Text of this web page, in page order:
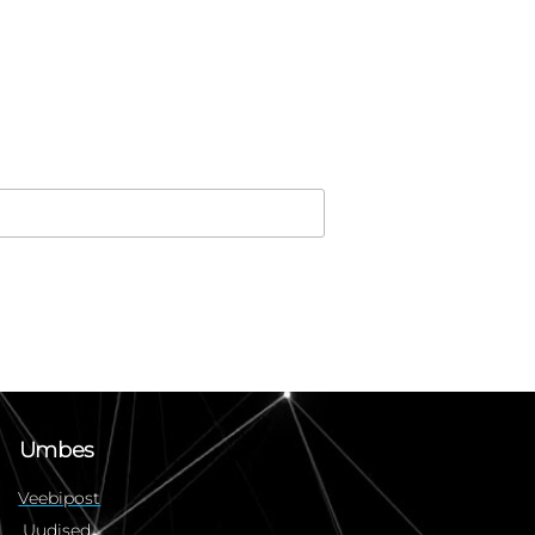
Umbes
Veebipost
Uudised